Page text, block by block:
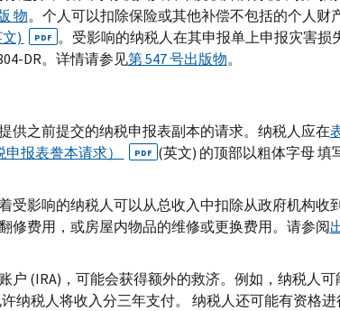
物。个人可以扣除保险或其他补偿不包括的个人财
) PDF 。受影响的纳税人在其申报单上申报灾害损
DR。详情请参见第 547 号出版物。
供之前提交的纳税申报表副本的请求。纳税人应在
申报表誊本请求） PDF (英文) 的顶部以粗体字母 填
受影响的纳税人可以从总收入中扣除从政府机构收
修费用，或房屋内物品的维修或更换费用。请参阅
户 (IRA)，可能会获得额外的救济。例如，纳税人
纳税人将收入分三年支付。 纳税人还可能有资格